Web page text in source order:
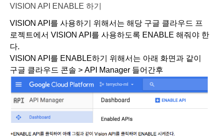
VISION API ENABLE 하기
VISION API를 사용하기 위해서는 해당 구글 클라우드 프
로젝트에서 VISION API를 사용하도록 ENABLE 해줘야 한
다.
VISION API를 ENABLE하기 위해서는 아래 화면과 같이
구글 클라우드 콘솔 > API Manager 들어간후